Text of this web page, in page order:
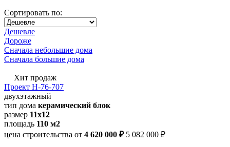
Сортировать по:
Дешевле
Дороже
Сначала небольшие дома
Сначала большие дома
Хит продаж
Проект Н-76-707
двухэтажный
тип дома керамический блок
размер 11x12
площадь 110 м2
цена строительства от 4 620 000 ₽ 5 082 000 ₽